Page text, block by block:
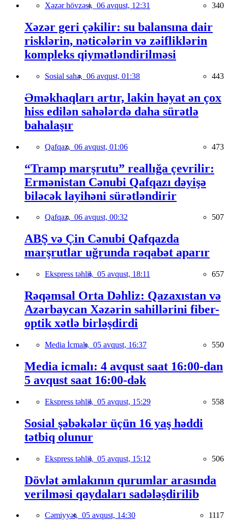
Xəzər hövzəsi, 06 avqust, 12:31 340
Xəzər geri çəkilir: su balansına dair
risklərin, nəticələrin və zəifliklərin
kompleks qiymətləndirilməsi
Sosial sahə, 06 avqust, 01:38 443
Əməkhaqları artır, lakin həyat ən çox
hiss edilən sahələrdə daha sürətlə
bahalaşır
Qafqaz, 06 avqust, 01:06 473
“Tramp marşrutu” reallığa çevrilir:
Ermənistan Cənubi Qafqazı dəyişə
biləcək layihəni sürətləndirir
Qafqaz, 06 avqust, 00:32 507
ABŞ və Çin Cənubi Qafqazda
marşrutlar uğrunda rəqabət aparır
Ekspress təhlil, 05 avqust, 18:11 657
Rəqəmsal Orta Dəhliz: Qazaxıstan və
Azərbaycan Xəzərin sahillərini fiber-
optik xətlə birləşdirdi
Media İcmalı, 05 avqust, 16:37 550
Media icmalı: 4 avqust saat 16:00-dan
5 avqust saat 16:00-dək
Ekspress təhlil, 05 avqust, 15:29 558
Sosial şəbəkələr üçün 16 yaş həddi
tətbiq olunur
Ekspress təhlil, 05 avqust, 15:12 506
Dövlət əmlakının qurumlar arasında
verilməsi qaydaları sadələşdirilib
Cəmiyyət, 05 avqust, 14:30 1117